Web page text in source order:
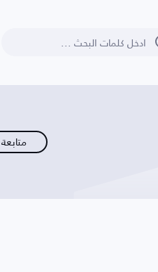
متابعة